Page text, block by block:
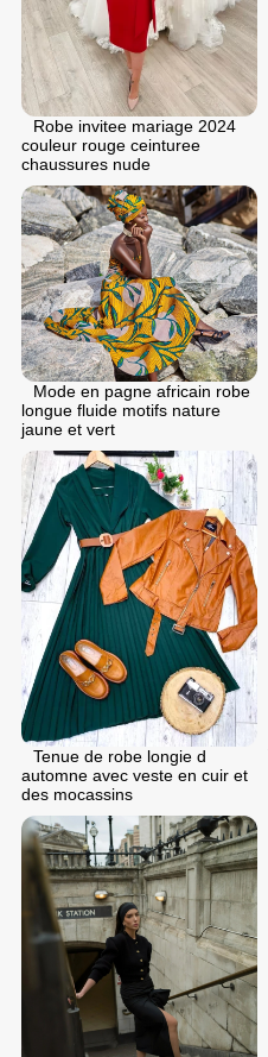
Robe invitee mariage 2024
couleur rouge ceinturee
chaussures nude
Mode en pagne africain robe
longue fluide motifs nature
jaune et vert
Tenue de robe longie d
automne avec veste en cuir et
des mocassins